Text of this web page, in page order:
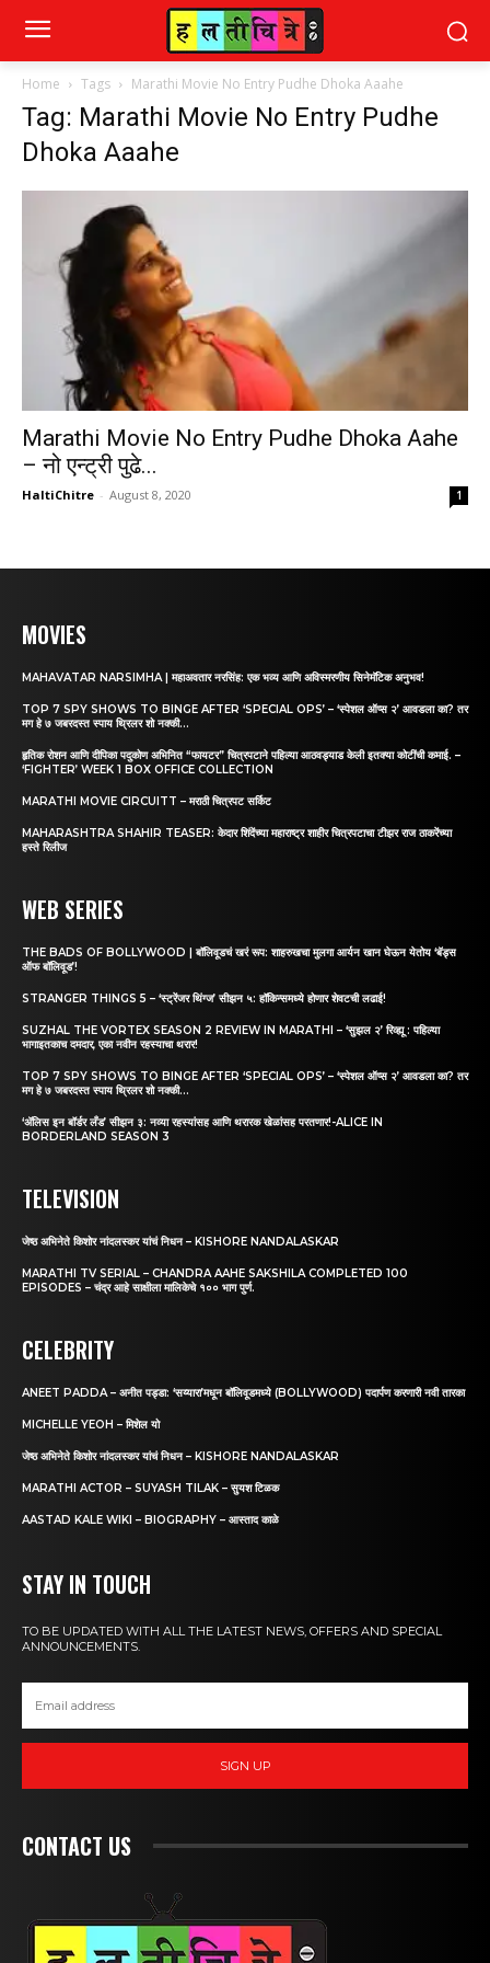
Home Tags Marathi Movie No Entry Pudhe Dhoka Aaahe
Tag: Marathi Movie No Entry Pudhe
Dhoka Aaahe
Marathi Movie No Entry Pudhe Dhoka Aahe
– नो एन्ट्री पुढे...
HaltiChitre - August 8, 2020 1
MOVIES
MAHAVATAR NARSIMHA | महाअवतार नरसिंह: एक भव्य आणि अविस्मरणीय सिनेमॅटिक अनुभव!
TOP 7 SPY SHOWS TO BINGE AFTER ‘SPECIAL OPS’ – ‘स्पेशल ऑप्स २’ आवडला का? तर
मग हे ७ जबरदस्त स्पाय थ्रिलर शो नक्की...
हृतिक रोशन आणि दीपिका पदुकोण अभिनित “फायटर” चित्रपटाने पहिल्या आठवड्याड केली इतक्या कोटींची कमाई. –
‘FIGHTER’ WEEK 1 BOX OFFICE COLLECTION
MARATHI MOVIE CIRCUITT – मराठी चित्रपट सर्किट
MAHARASHTRA SHAHIR TEASER: केदार शिंदेंच्या महाराष्ट्र शाहीर चित्रपटाचा टीझर राज ठाकरेंच्या
हस्ते रिलीज
WEB SERIES
THE BADS OF BOLLYWOOD | बॉलिवूडचं खरं रूप: शाहरुखचा मुलगा आर्यन खान घेऊन येतोय ‘बॅड्स
ऑफ बॉलिवूड’!
STRANGER THINGS 5 – ‘स्ट्रेंजर थिंग्ज’ सीझन ५: हॉकिन्समध्ये होणार शेवटची लढाई!
SUZHAL THE VORTEX SEASON 2 REVIEW IN MARATHI – ‘सुझल २’ रिव्ह्यू : पहिल्या
भागाइतकाच दमदार, एका नवीन रहस्याचा थरार!
TOP 7 SPY SHOWS TO BINGE AFTER ‘SPECIAL OPS’ – ‘स्पेशल ऑप्स २’ आवडला का? तर
मग हे ७ जबरदस्त स्पाय थ्रिलर शो नक्की...
‘अ‍ॅलिस इन बॉर्डर लँड’ सीझन ३: नव्या रहस्यांसह आणि थरारक खेळांसह परतणार!-ALICE IN
BORDERLAND SEASON 3
TELEVISION
जेष्ठ अभिनेते किशोर नांदलस्कर यांचं निधन – KISHORE NANDALASKAR
MARATHI TV SERIAL – CHANDRA AAHE SAKSHILA COMPLETED 100
EPISODES – चंद्र आहे साक्षीला मालिकेचे १०० भाग पुर्ण.
CELEBRITY
ANEET PADDA – अनीत पड्डा: ‘सय्यारा’मधून बॉलिवूडमध्ये (BOLLYWOOD) पदार्पण करणारी नवी तारका
MICHELLE YEOH – मिशेल यो
जेष्ठ अभिनेते किशोर नांदलस्कर यांचं निधन – KISHORE NANDALASKAR
MARATHI ACTOR – SUYASH TILAK – सुयश टिळक
AASTAD KALE WIKI – BIOGRAPHY – आस्ताद काळे
STAY IN TOUCH
TO BE UPDATED WITH ALL THE LATEST NEWS, OFFERS AND SPECIAL
ANNOUNCEMENTS.
SIGN UP
CONTACT US